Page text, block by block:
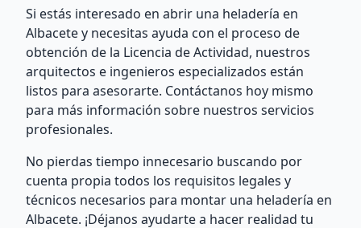
Si estás interesado en abrir una heladería en
Albacete y necesitas ayuda con el proceso de
obtención de la Licencia de Actividad, nuestros
arquitectos e ingenieros especializados están
listos para asesorarte. Contáctanos hoy mismo
para más información sobre nuestros servicios
profesionales.
No pierdas tiempo innecesario buscando por
cuenta propia todos los requisitos legales y
técnicos necesarios para montar una heladería en
Albacete. ¡Déjanos ayudarte a hacer realidad tu